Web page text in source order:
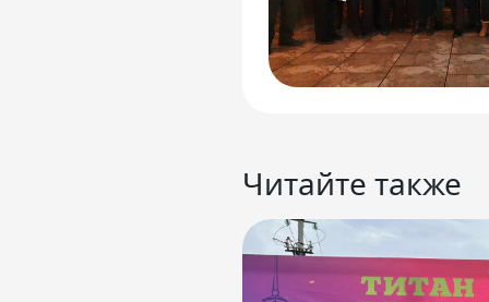
Читайте также